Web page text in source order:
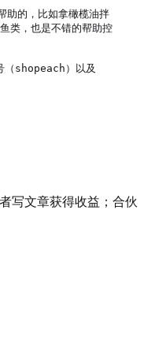
助的，比如拿橄榄油拌
类，也是不错的帮助控
shopeach）以及
写文章获得收益；合伙